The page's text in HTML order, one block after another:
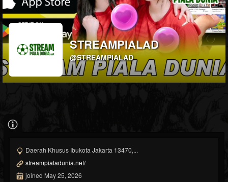
STREAMPIALAD
@STREAMPIALAD
Daerah Khusus Ibukota Jakarta 13470,...
streampialadunia.net/
joined May 25, 2026